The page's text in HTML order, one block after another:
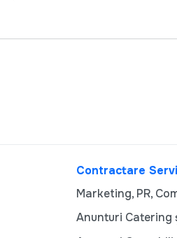
JURIDICĂ PENTRU POPULAŢIA
Contractare
Marketing, PR,
Anunturi Catering